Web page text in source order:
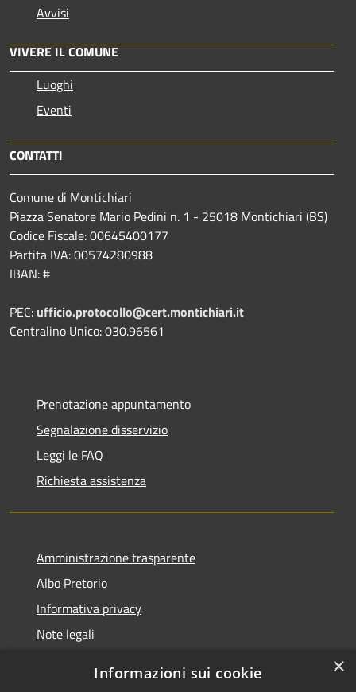
Avvisi
VIVERE IL COMUNE
Luoghi
Eventi
CONTATTI
Comune di Montichiari
Piazza Senatore Mario Pedini n. 1 - 25018 Montichiari (BS)
Codice Fiscale: 00645400177
Partita IVA: 00574280988
IBAN: #
PEC: ufficio.protocollo@cert.montichiari.it
Centralino Unico: 030.96561
Prenotazione appuntamento
Segnalazione disservizio
Leggi le FAQ
Richiesta assistenza
Amministrazione trasparente
Albo Pretorio
Informativa privacy
Note legali
Whisteblowing
×
Informazioni sui cookie